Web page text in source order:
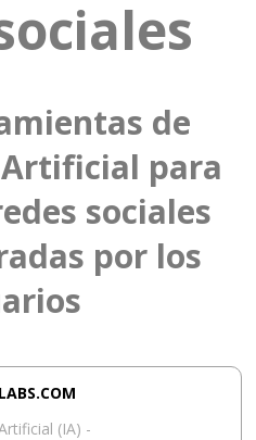
de
para
sociales
por los